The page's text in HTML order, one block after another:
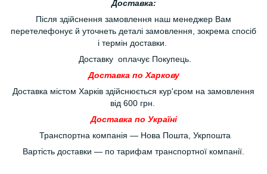
Доставка:
Після здійснення замовлення наш менеджер Вам
перетелефонує й уточнеть деталі замовлення, зокрема спосіб
і термін доставки.
Доставку оплачує Покупець.
Доставка по Харкову
Доставка містом Харків здійснюється кур'єром на замовлення
від 600 грн.
Доставка по Україні
Транспортна компанія — Нова Пошта, Укрпошта
Вартість доставки — по тарифам транспортної компанії.